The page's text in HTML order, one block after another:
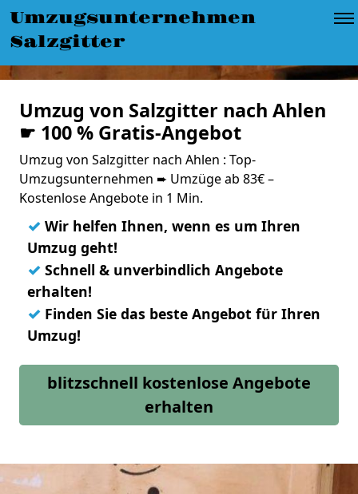
Umzugsunternehmen
Salzgitter
Umzug von Salzgitter nach Ahlen
☛ 100 % Gratis-Angebot
Umzug von Salzgitter nach Ahlen : Top-
Umzugsunternehmen ➨ Umzüge ab 83€ –
Kostenlose Angebote in 1 Min.
✓ Wir helfen Ihnen, wenn es um Ihren
Umzug geht!
✓ Schnell & unverbindlich Angebote
erhalten!
✓ Finden Sie das beste Angebot für Ihren
Umzug!
blitzschnell kostenlose Angebote
erhalten